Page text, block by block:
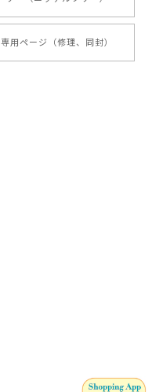
専用ページ（修理、同封）